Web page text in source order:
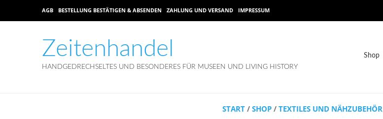
AGB BESTELLUNG BESTÄTIGEN & ABSENDEN ZAHLUNG UND VERSAND IMPRESSUM
Zeitenhandel
HANDGEDRECHSELTES UND BESONDERES FÜR MUSEEN UND LIVING HISTORY
Shop
START / SHOP / TEXTILES UND NÄHZUBEHÖR